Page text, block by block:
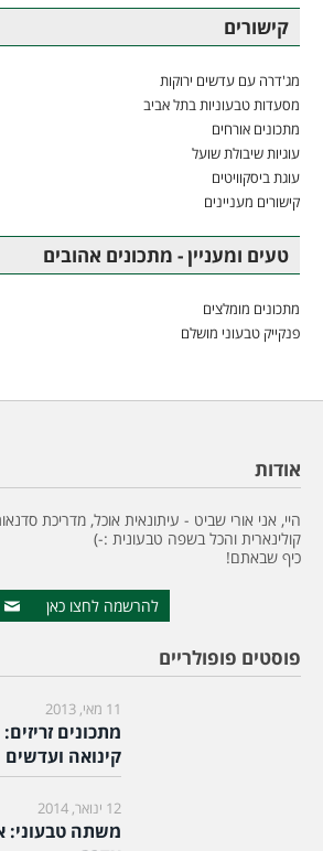
קישורים
מג'דרה עם עדשים ירוקות
מסעדות טבעוניות בתל אביב
מתכונים אורחים
עוגיות שיבולת שועל
עוגת ביסקוויטים
קישורים מעניינים
טעים ומעניין - מתכונים אהובים
מתכונים מומלצים
פנקייק טבעוני מושלם
אודות
היי, אני אורי שביט - עיתונאית אוכל, מדריכת
קולינארית והכל בשפה טבעונית :-)
כיף שבאתם!
להרשמה לחצו כאן
פוסטים פופולריים
11 מאי, 2013
מתכונים
קינואה ועדשים
12 ינואר, 2014
משתה טבעוני: